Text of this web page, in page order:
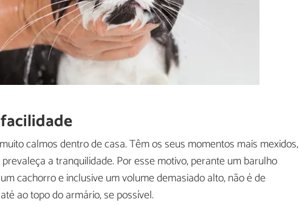
calmos dentro de casa. Têm os seus momentos mais mexidos,
a tranquilidade. Por esse motivo, perante um barulho
cachorro e inclusive um volume demasiado alto, não é de
ao topo do armário, se possível.